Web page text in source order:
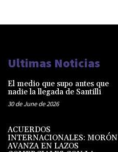
Ultimas Noticias
El medio que supo antes que
nadie la llegada de Santilli
30 de June de 2026
ACUERDOS
INTERNACIONALES: MORÓN
AVANZA EN LAZOS